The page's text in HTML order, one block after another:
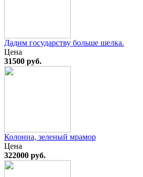
Дадим государству больше шелка.
Цена
31500 руб.
Колонна, зеленый мрамор
Цена
322000 руб.